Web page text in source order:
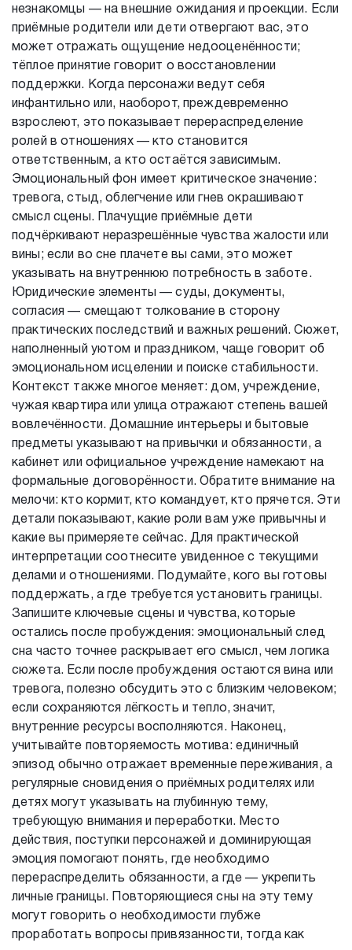
незнакомцы — на внешние ожидания и проекции. Если
приёмные родители или дети отвергают вас, это
может отражать ощущение недооценённости;
тёплое принятие говорит о восстановлении
поддержки. Когда персонажи ведут себя
инфантильно или, наоборот, преждевременно
взрослеют, это показывает перераспределение
ролей в отношениях — кто становится
ответственным, а кто остаётся зависимым.
Эмоциональный фон имеет критическое значение:
тревога, стыд, облегчение или гнев окрашивают
смысл сцены. Плачущие приёмные дети
подчёркивают неразрешённые чувства жалости или
вины; если во сне плачете вы сами, это может
указывать на внутреннюю потребность в заботе.
Юридические элементы — суды, документы,
согласия — смещают толкование в сторону
практических последствий и важных решений. Сюжет,
наполненный уютом и праздником, чаще говорит об
эмоциональном исцелении и поиске стабильности.
Контекст также многое меняет: дом, учреждение,
чужая квартира или улица отражают степень вашей
вовлечённости. Домашние интерьеры и бытовые
предметы указывают на привычки и обязанности, а
кабинет или официальное учреждение намекают на
формальные договорённости. Обратите внимание на
мелочи: кто кормит, кто командует, кто прячется. Эти
детали показывают, какие роли вам уже привычны и
какие вы примеряете сейчас. Для практической
интерпретации соотнесите увиденное с текущими
делами и отношениями. Подумайте, кого вы готовы
поддержать, а где требуется установить границы.
Запишите ключевые сцены и чувства, которые
остались после пробуждения: эмоциональный след
сна часто точнее раскрывает его смысл, чем логика
сюжета. Если после пробуждения остаются вина или
тревога, полезно обсудить это с близким человеком;
если сохраняются лёгкость и тепло, значит,
внутренние ресурсы восполняются. Наконец,
учитывайте повторяемость мотива: единичный
эпизод обычно отражает временные переживания, а
регулярные сновидения о приёмных родителях или
детях могут указывать на глубинную тему,
требующую внимания и переработки. Место
действия, поступки персонажей и доминирующая
эмоция помогают понять, где необходимо
перераспределить обязанности, а где — укрепить
личные границы. Повторяющиеся сны на эту тему
могут говорить о необходимости глубже
проработать вопросы привязанности, тогда как